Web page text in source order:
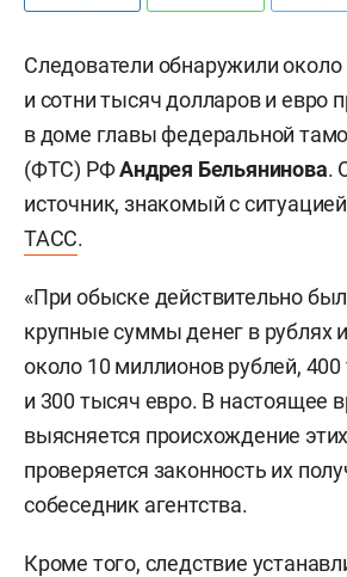
Следователи обнаружили
и сотни тысяч долларов и евро
в доме главы федеральной
(ФТС) РФАндрея Бельянинова.
источник, знакомый с
ТАСС.
«При обыске действительно
крупные суммы денег в рублях
около 10 миллионов рублей,
и 300 тысяч евро. В настоящее
выясняется происхождение
проверяется законность их
собеседник агентства.
Кроме того, следствие